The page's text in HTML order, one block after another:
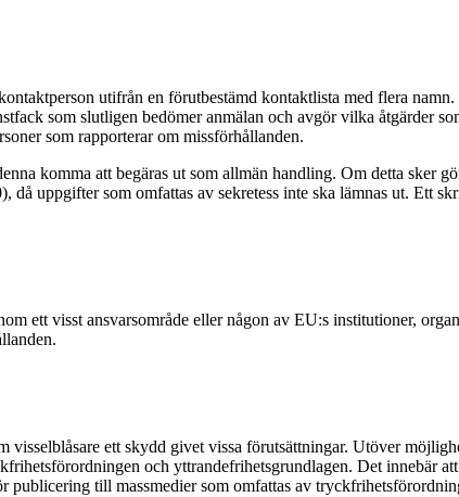
utifrån en förutbestämd kontaktlista med flera
som slutligen bedömer anmälan och avgör vilka åtgärder
som rapporterar om missförhållanden.
komma att begäras ut som allmän handling. Om detta sker
då uppgifter som omfattas av sekretess inte ska lämnas ut. Ett
ett visst ansvarsområde eller någon av EU:s institutioner,
ett skydd givet vissa förutsättningar. Utöver
och yttrandefrihetsgrundlagen. Det innebär
publicering till massmedier som omfattas av